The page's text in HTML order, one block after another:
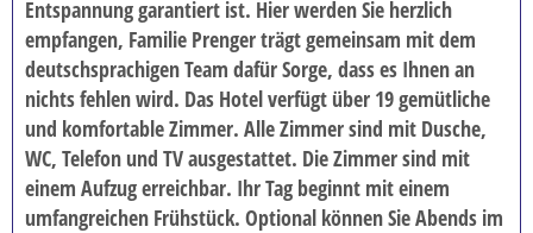
So erreichen Sie uns - Öffnungszeiten
Kontaktformular
REISEGUTSCHEINE
AKTUELLE AKTIONEN / NEWSLETTER
Anmeldung Newsletter
Entspannung garantiert ist. Hier werden Sie herzlich
empfangen, Familie Prenger trägt gemeinsam mit dem
deutschsprachigen Team dafür Sorge, dass es Ihnen an
nichts fehlen wird. Das Hotel verfügt über 19 gemütliche
und komfortable Zimmer. Alle Zimmer sind mit Dusche,
WC, Telefon und TV ausgestattet. Die Zimmer sind mit
einem Aufzug erreichbar. Ihr Tag beginnt mit einem
umfangreichen Frühstück. Optional können Sie Abends im